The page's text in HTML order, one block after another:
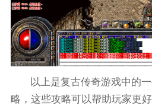
以上是复古传奇游戏中的
略，这些攻略可以帮助玩家更